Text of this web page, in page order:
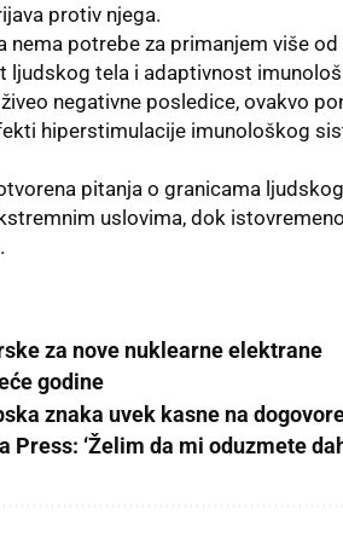
protiv njega.
nema potrebe za primanjem više
ljudskog tela i adaptivnost
negativne posledice, ovakvo
hiperstimulacije imunološkog
pitanja o granicama
uslovima, dok
za nove nuklearne elektrane
godine
znaka uvek kasne na
‘Želim da mi oduzmete